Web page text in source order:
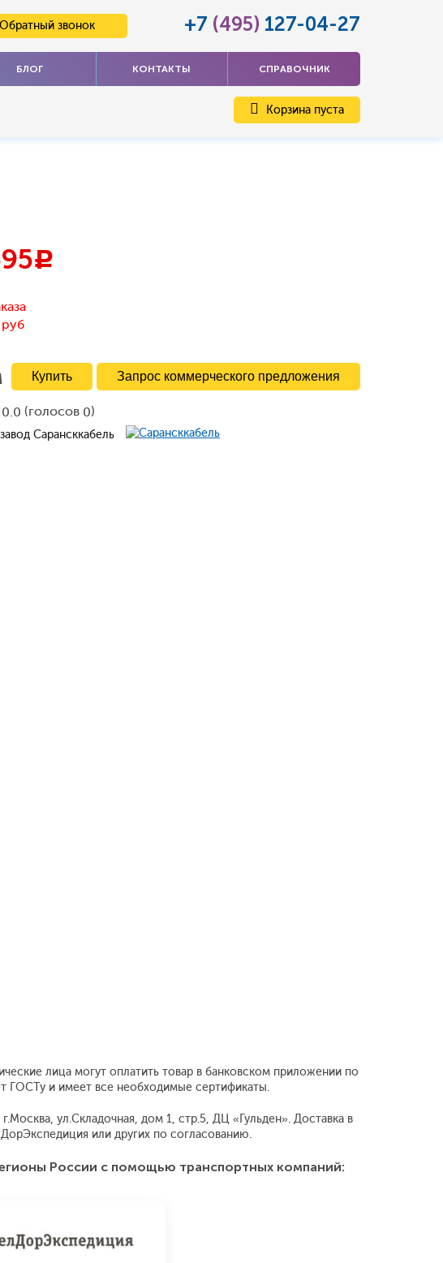
Обратный звонок +7 (495) 127-04-27
БЛОГ КОНТАКТЫ СПРАВОЧНИК
Корзина пуста
c
Запрос коммерческого предложения
0.0 (голосов 0)
Сарансккабель
лица могут оплатить товар в банковском приложении по
ГОСТу и имеет все необходимые сертификаты.
ул.Складочная, дом 1, стр.5, ДЦ «Гульден». Доставка в
или других по согласованию.
России с помощью транспортных компаний: